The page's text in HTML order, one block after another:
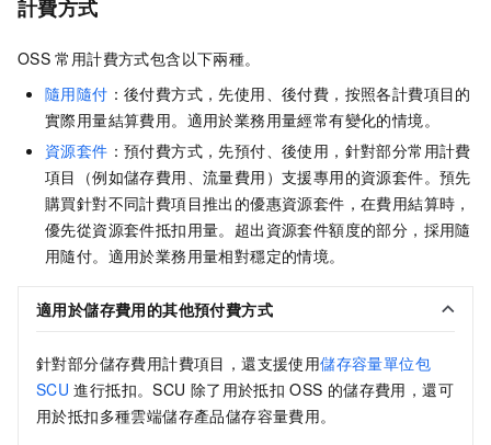
計費方式
OSS 常用計費方式包含以下兩種。
隨用隨付 ：後付費方式，先使用、後付費，按照各計費項目的
實際用量結算費用。適用於業務用量經常有變化的情境。
資源套件 ：預付費方式，先預付、後使用，針對部分常用計費
項目（例如儲存費用、流量費用）支援專用的資源套件。預先
購買針對不同計費項目推出的優惠資源套件，在費用結算時，
優先從資源套件抵扣用量。超出資源套件額度的部分，採用隨
用隨付。適用於業務用量相對穩定的情境。
適用於儲存費用的其他預付費方式
針對部分儲存費用計費項目，還支援使用儲存容量單位包
SCU 進行抵扣。SCU 除了用於抵扣 OSS 的儲存費用，還可
用於抵扣多種雲端儲存產品儲存容量費用。